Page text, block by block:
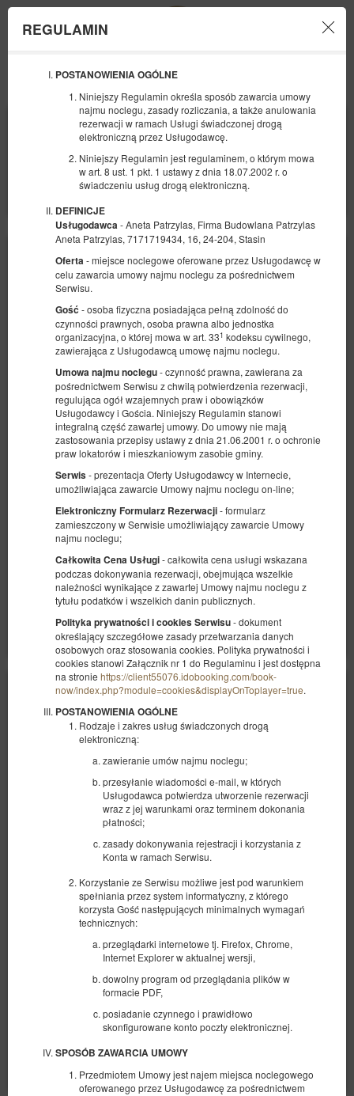
REGULAMIN
POSTANOWIENIA OGÓLNE
Niniejszy Regulamin określa sposób zawarcia umowy
najmu noclegu, zasady rozliczania, a także anulowania
rezerwacji w ramach Usługi świadczonej drogą
elektroniczną przez Usługodawcę.
Niniejszy Regulamin jest regulaminem, o którym mowa
w art. 8 ust. 1 pkt. 1 ustawy z dnia 18.07.2002 r. o
świadczeniu usług drogą elektroniczną.
DEFINICJE
Usługodawca - Aneta Patrzylas, Firma Budowlana Patrzylas
Aneta Patrzylas, 7171719434, 16, 24-204, Stasin
Oferta - miejsce noclegowe oferowane przez Usługodawcę w
celu zawarcia umowy najmu noclegu za pośrednictwem
Serwisu.
Gość - osoba fizyczna posiadająca pełną zdolność do
czynności prawnych, osoba prawna albo jednostka
organizacyjna, o której mowa w art. 331 kodeksu cywilnego,
zawierająca z Usługodawcą umowę najmu noclegu.
Umowa najmu noclegu- czynność prawna, zawierana za
pośrednictwem Serwisu z chwilą potwierdzenia rezerwacji,
regulująca ogół wzajemnych praw i obowiązków
Usługodawcy i Gościa. Niniejszy Regulamin stanowi
integralną część zawartej umowy. Do umowy nie mają
zastosowania przepisy ustawy z dnia 21.06.2001 r. o ochronie
praw lokatorów i mieszkaniowym zasobie gminy.
Serwis - prezentacja Oferty Usługodawcy w Internecie,
umożliwiająca zawarcie Umowy najmu noclegu on-line;
Elektroniczny Formularz Rezerwacji- formularz
zamieszczony w Serwisie umożliwiający zawarcie Umowy
najmu noclegu;
Całkowita Cena Usługi- całkowita cena usługi wskazana
podczas dokonywania rezerwacji, obejmująca wszelkie
należności wynikające z zawartej Umowy najmu noclegu z
tytułu podatków i wszelkich danin publicznych.
Polityka prywatności i cookies Serwisu- dokument
określający szczegółowe zasady przetwarzania danych
osobowych oraz stosowania cookies. Polityka prywatności i
cookies stanowi Załącznik nr 1 do Regulaminu i jest dostępna
na stronie https://client55076.idobooking.com/book-
now/index.php?module=cookies&displayOnToplayer=true.
POSTANOWIENIA OGÓLNE
Rodzaje i zakres usług świadczonych drogą
elektroniczną:
zawieranie umów najmu noclegu;
przesyłanie wiadomości e-mail, w których
Usługodawca potwierdza utworzenie rezerwacji
wraz z jej warunkami oraz terminem dokonania
płatności;
zasady dokonywania rejestracji i korzystania z
Konta w ramach Serwisu.
Korzystanie ze Serwisu możliwe jest pod warunkiem
spełniania przez system informatyczny, z którego
korzysta Gość następujących minimalnych wymagań
technicznych:
przeglądarki internetowe tj. Firefox, Chrome,
Internet Explorer w aktualnej wersji,
dowolny program od przeglądania plików w
formacie PDF,
posiadanie czynnego i prawidłowo
skonfigurowane konto poczty elektronicznej.
SPOSÓB ZAWARCIA UMOWY
Przedmiotem Umowy jest najem miejsca noclegowego
oferowanego przez Usługodawcę za pośrednictwem
SIERPNIA
KONIEC
11
SIERPNIA
FILTRY
Standard Double 2os
Dostępna liczba: 13
2 osoby
2
1 sypialnia
1 bardzo duże łóżko podwójne (King)
409,00 zł
2 osoby / 1 noc
Śniadanie Basen całoroczny
Parking
Udostępnij
Szczegóły Dostępność
Pokaż oferty
Standard Double 2os z dostawką
Dostępna liczba: 3
2 osoby + 1
pow. 24,00 m2
1 sypialnia
1 duże łóżko podwójne (Queen)
409,00 zł
Basen całoroczny
Szczegóły Dostępność